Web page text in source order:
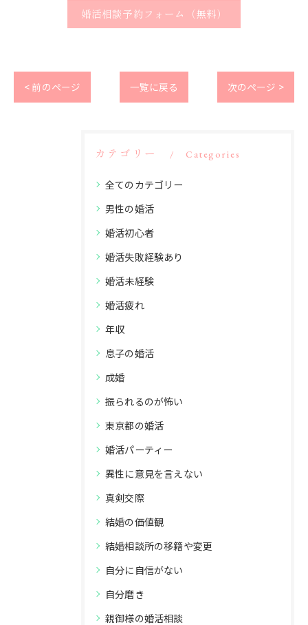
婚活相談予約フォーム（無料）
< 前のページ 一覧に戻る 次のページ >
カテゴリー Categories
全てのカテゴリー
男性の婚活
婚活初心者
婚活失敗経験あり
婚活未経験
婚活疲れ
年収
息子の婚活
成婚
振られるのが怖い
東京都の婚活
婚活パーティー
異性に意見を言えない
真剣交際
結婚の価値観
結婚相談所の移籍や変更
自分に自信がない
自分磨き
親御様の婚活相談